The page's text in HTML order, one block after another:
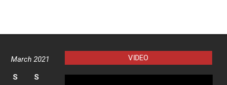
March 2021
S S
VIDEO